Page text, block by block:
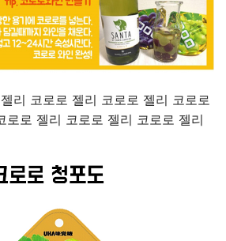
리 코로로 젤리 코로로 젤리 코로로
로로 젤리 코로로 젤리 코로로 젤리